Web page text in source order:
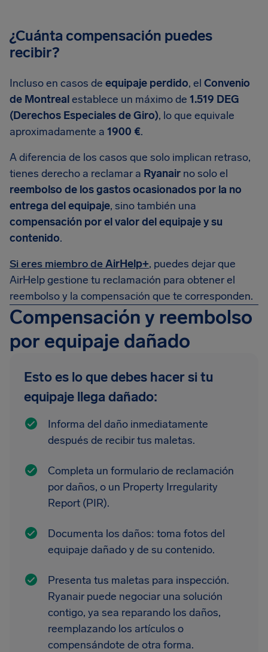
¿Cuánta compensación puedes
recibir?
Incluso en casos de equipaje perdido, el Convenio
de Montrealestablece un máximo de 1.519 DEG
(Derechos Especiales de Giro), lo que equivale
aproximadamente a 1900 €.
A diferencia de los casos que solo implican retraso,
tienes derecho a reclamar a Ryanair no solo el
reembolso de los gastos ocasionados por la no
entrega del equipaje, sino también una
compensación por el valor del equipaje y su
contenido.
Si eres miembro deAirHelp+, puedes dejar que
AirHelp gestione tu reclamación para obtener el
reembolso y la compensación que te corresponden.
Compensación y reembolso
por equipaje dañado
Esto es lo que debes hacer si tu
equipaje llega dañado:
Informa del daño inmediatamente
después de recibir tus maletas.
Completa un formulario de reclamación
por daños, o un Property Irregularity
Report (PIR).
Documenta los daños: toma fotos del
equipaje dañado y de su contenido.
Presenta tus maletas para inspección.
Ryanair puede negociar una solución
contigo, ya sea reparando los daños,
reemplazando los artículos o
compensándote de otra forma.